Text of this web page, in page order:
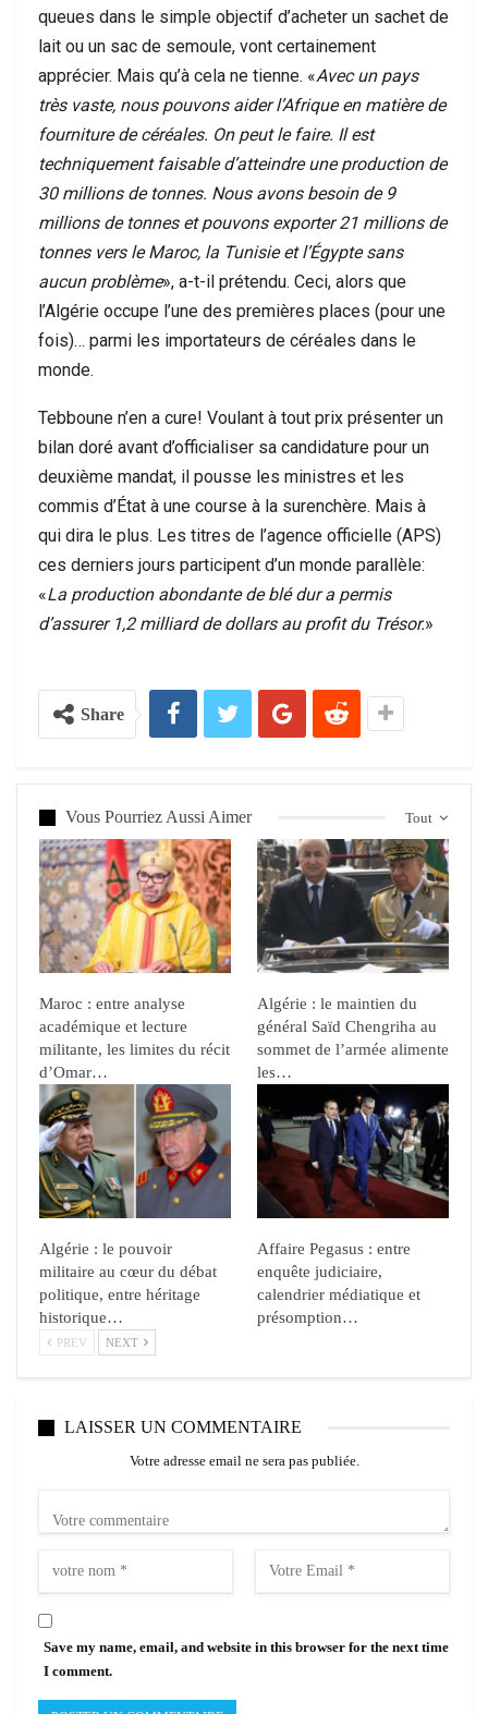
queues dans le simple objectif d’acheter un sachet de
lait ou un sac de semoule, vont certainement
apprécier. Mais qu’à cela ne tienne. «Avec un pays
très vaste, nous pouvons aider l’Afrique en matière de
fourniture de céréales. On peut le faire. Il est
techniquement faisable d’atteindre une production de
30 millions de tonnes. Nous avons besoin de 9
millions de tonnes et pouvons exporter 21 millions de
tonnes vers le Maroc, la Tunisie et l’Égypte sans
aucun problème», a-t-il prétendu. Ceci, alors que
l’Algérie occupe l’une des premières places (pour une
fois)… parmi les importateurs de céréales dans le
monde.
Tebboune n’en a cure! Voulant à tout prix présenter un
bilan doré avant d’officialiser sa candidature pour un
deuxième mandat, il pousse les ministres et les
commis d’État à une course à la surenchère. Mais à
qui dira le plus. Les titres de l’agence officielle (APS)
ces derniers jours participent d’un monde parallèle:
«La production abondante de blé dur a permis
d’assurer 1,2 milliard de dollars au profit du Trésor.»
Share
Tout
Vous Pourriez Aussi Aimer
Maroc : entre analyse
académique et lecture
militante, les limites du récit
d’Omar…
Algérie : le maintien du
général Saïd Chengriha au
sommet de l’armée alimente
les…
Algérie : le pouvoir
militaire au cœur du débat
politique, entre héritage
historique…
Affaire Pegasus : entre
enquête judiciaire,
calendrier médiatique et
présomption…
PREV NEXT
LAISSER UN COMMENTAIRE
Votre adresse email ne sera pas publiée.
Save my name, email, and website in this browser for the next time
I comment.